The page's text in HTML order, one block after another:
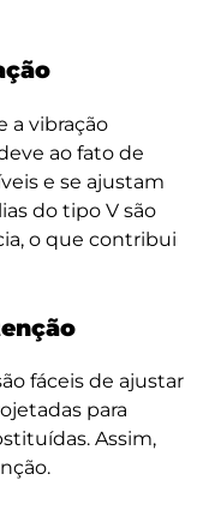
a vibração
ao fato de
e se ajustam
do tipo V são
o que contribui
fáceis de ajustar
para
Assim,